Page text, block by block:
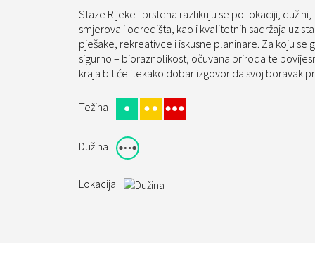
Staze Rijeke i prstena razlikuju se po lokaciji,
smjerova i odredišta, kao i kvalitetnih sadržaja uz
pješake, rekreativce i iskusne planinare. Za koju se
sigurno – bioraznolikost, očuvana priroda te
kraja bit će itekako dobar izgovor da svoj boravak
Težina
Dužina
Lokacija